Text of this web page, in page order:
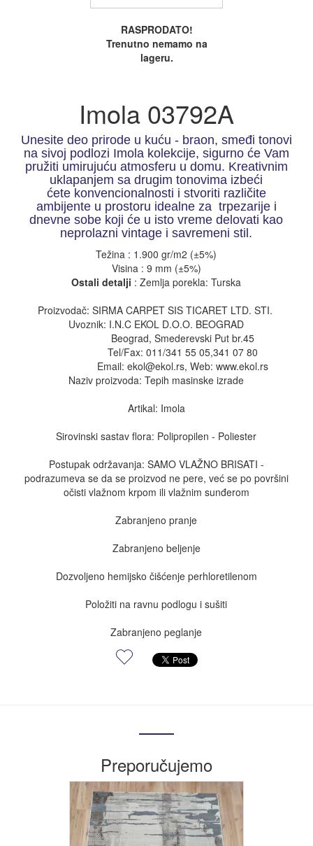
RASPRODATO!
Trenutno nemamo na
lageru.
Imola 03792A
Unesite deo prirode u kuću - braon, smeđi tonovi
na sivoj podlozi Imola kolekcije, sigurno će Vam
pružiti umirujuću atmosferu u domu. Kreativnim
uklapanjem sa drugim tonovima izbeći
ćete konvencionalnosti i stvoriti različite
ambijente u prostoru idealne za trpezarije i
dnevne sobe koji će u isto vreme delovati kao
neprolazni vintage i savremeni stil.
Težina : 1.900 gr/m2 (±5%)
Visina : 9 mm (±5%)
Ostali detalji : Zemlja porekla: Turska
Proizvodač: SIRMA CARPET SIS TICARET LTD. STI.
Uvoznik: I.N.C EKOL D.O.O. BEOGRAD
Beograd, Smederevski Put br.45
Tel/Fax: 011/341 55 05,341 07 80
Email: ekol@ekol.rs, Web: www.ekol.rs
Naziv proizvoda: Tepih masinske izrade
Artikal: Imola
Sirovinski sastav flora: Polipropilen - Poliester
Postupak održavanja: SAMO VLAŽNO BRISATI -
podrazumeva se da se proizvod ne pere, već se po površini
očisti vlažnom krpom ili vlažnim sunđerom
Zabranjeno pranje
Zabranjeno beljenje
Dozvoljeno hemijsko čišćenje perhloretilenom
Položiti na ravnu podlogu i sušiti
Zabranjeno peglanje
Preporučujemo